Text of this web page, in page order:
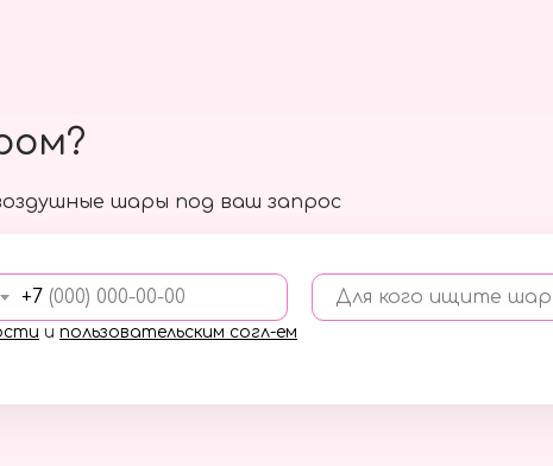
шары под ваш запрос
+7 Для кого ищите
и пользовательским согл-ем